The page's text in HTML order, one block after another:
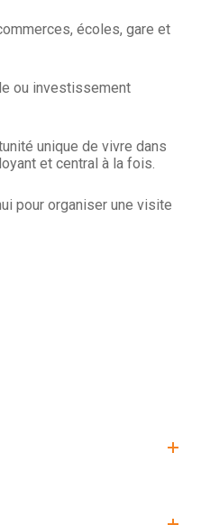
écoles, gare et
ou investissement
unique de vivre dans
et central à la fois.
pour organiser une visite